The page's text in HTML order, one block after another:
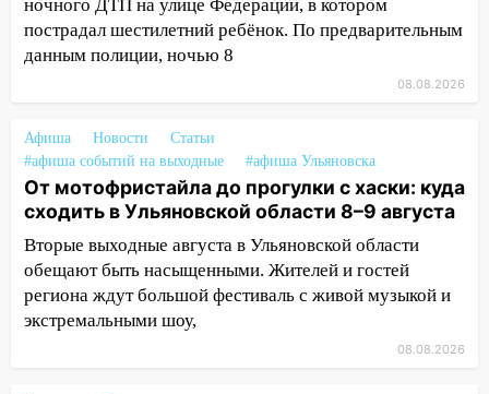
на электрощит
13:10 В Заволжском районе дерево
13:08
сорванные крыши, поваленные деревья,
затопленные улицы и остановившиеся
трамваи
12:17 Ульяновск накрыл крупный град:
после ливня город снова уходит под
воду
12:12 Прокуратура взяла на контроль
ДТП с шестилетним ребёнком на улице
ночного ДТП на улице Федерации, в котором
пострадал шестилетний ребёнок. По предварительным
данным полиции, ночью 8
08.08.2026
Афиша Новости
Статьи
#афиша событий на выходные
#афиша Ульяновска
От мотофристайла до прогулки с хаски: куда
сходить в Ульяновской области 8–9 августа
Вторые выходные августа в Ульяновской области
обещают быть насыщенными. Жителей и гостей
региона ждут большой фестиваль с живой музыкой и
экстремальными шоу,
08.08.2026